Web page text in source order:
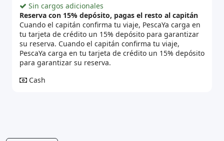
Sin cargos adicionales
Reserva con 15% depósito, pagas el resto al capitán
Cuando el capitán confirma tu viaje, PescaYa carga en
tu tarjeta de crédito un 15% depósito para garantizar
su reserva. Cuando el capitán confirma tu viaje,
PescaYa carga en tu tarjeta de crédito un 15% depósito
para garantizar su reserva.
Cash